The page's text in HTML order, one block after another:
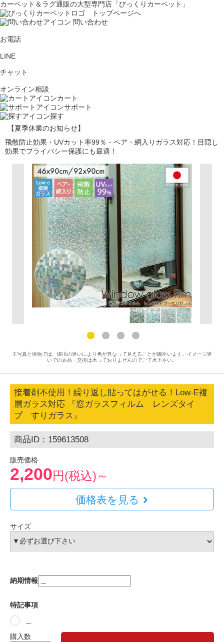
カーペット＆ラグ通販の大型専門店「びっくりカーペット」
問い合わせ
お電話
LINE
チャット
オンライン相談
カート
サポート
探す
【夏季休業のお知らせ】
飛散防止効果・UVカット率99％・ペア・網入りガラス対応！目隠し
効果でプライバシー保護にも最適！
※写真と現物では、環境の違いにより色が異なって見えることが御座います。イメージ違
いでの返品・交換は承っておりませんのでご了承下さい。
接着剤不使用！繰り返し貼ってはがせる！Low-E複
層ガラス対応 『窓ガラスフィルム レンズタイ
プ すりガラス』
商品ID：159613508
販売価格
2,200円(税込)～
価格表を見る
サイズ
納期情報
特記事項
購入数